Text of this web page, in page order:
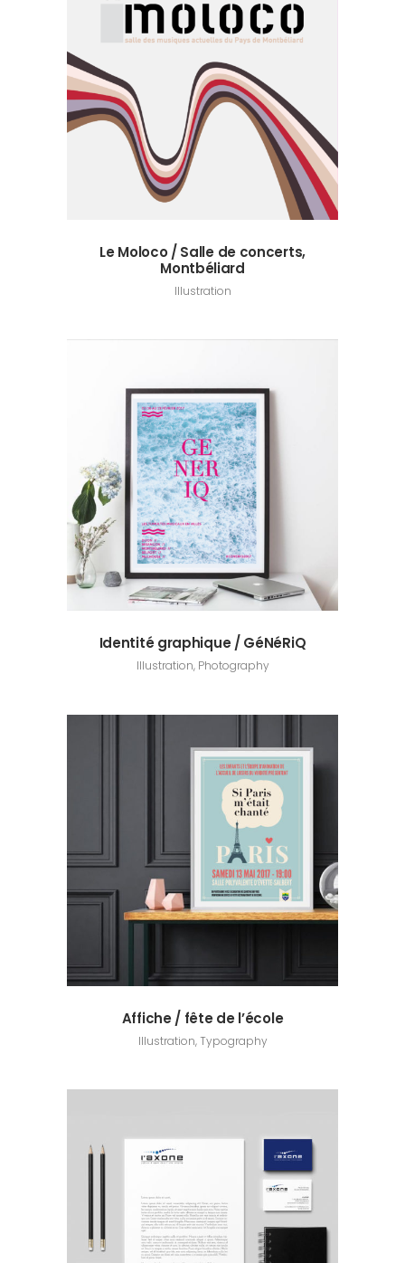
Le Moloco / Salle de concerts,
Montbéliard
Illustration
Identité graphique / GéNéRiQ
Illustration, Photography
Affiche / fête de l’école
Illustration, Typography